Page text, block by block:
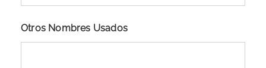
Otros Nombres Usados